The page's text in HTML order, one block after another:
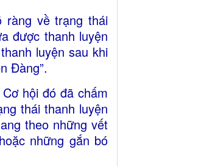
ràng về trạng thái
được thanh luyện
luyện sau khi
Đàng”.
hội đó đã chấm
thái thanh luyện
theo những vết
những gắn bó